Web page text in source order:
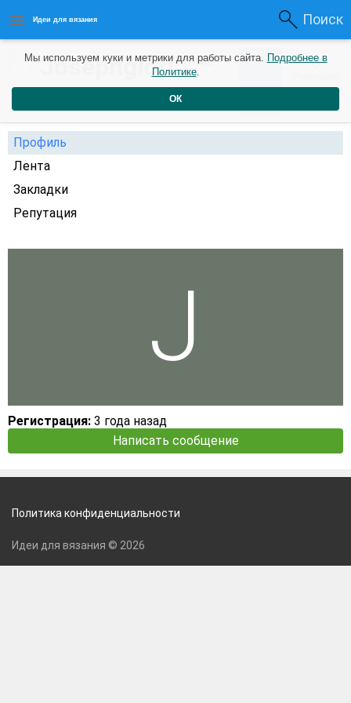
Идеи для вязания Поиск
Josephglori3 года 0 0
Профиль
Лента
Закладки
Репутация
Регистрация: 3 года назад
Написать сообщение
Мы используем куки и метрики для работы сайта. Подробнее в
Политике.
ОК
Политика конфиденциальности
Идеи для вязания © 2026